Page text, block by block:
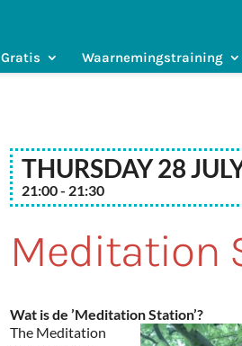
Gratis Waarnemingstraining
Thursday 28
21:00 - 21:30
Meditation
Wat is de ’Meditation Station’?
The Meditation